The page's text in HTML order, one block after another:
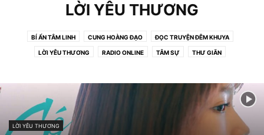
LỜI YÊU THƯƠNG
BÍ ẨN TÂM LINH CUNG HOÀNG ĐẠO ĐỌC TRUYỆN ĐÊM KHUYA
LỜI YÊU THƯƠNG RADIO ONLINE TÂM SỰ THƯ GIÃN
LỜI YÊU THƯƠNG